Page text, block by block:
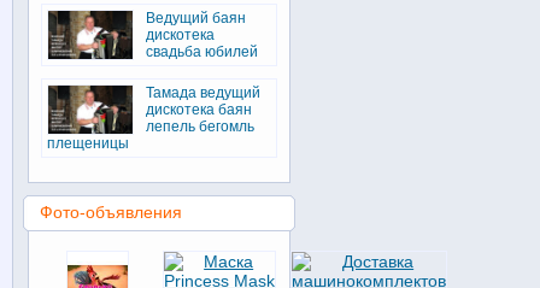
Ведущий баян
дискотека
свадьба юбилей
Тамада ведущий
дискотека баян
лепель бегомль
плещеницы
Фото-объявления